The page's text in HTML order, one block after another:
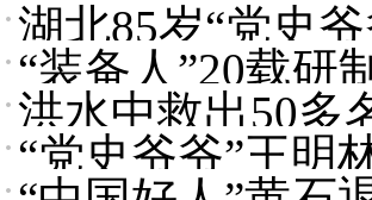
湖北85岁“党史
“装备人”20载研
人”
洪水中救出50多
“党史爷爷”王明